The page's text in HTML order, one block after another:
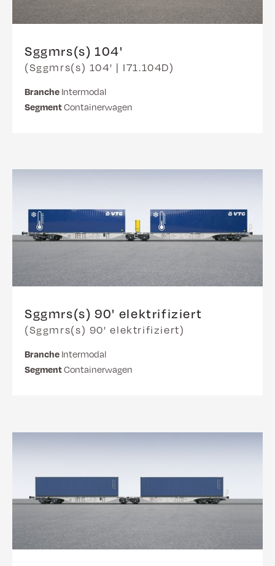
Sggmrs(s) 104'
(Sggmrs(s) 104' | I71.104D)
Branche Intermodal
SegmentContainerwagen
Sggmrs(s) 90' elektrifiziert
(Sggmrs(s) 90' elektrifiziert)
Branche Intermodal
SegmentContainerwagen